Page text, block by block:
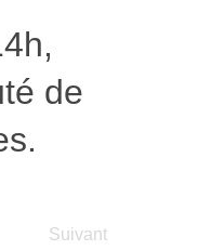
de
Suivant